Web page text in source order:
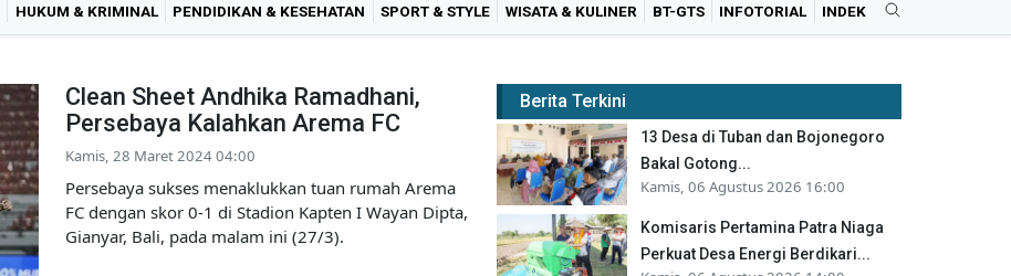
HUKUM & KRIMINAL PENDIDIKAN & KESEHATAN SPORT & STYLE WISATA & KULINER BT-GTS INFOTORIAL INDEK
Clean Sheet Andhika Ramadhani,
Persebaya Kalahkan Arema FC
Kamis, 28 Maret 2024 04:00
Persebaya sukses menaklukkan tuan rumah Arema
FC dengan skor 0-1 di Stadion Kapten I Wayan Dipta,
Gianyar, Bali, pada malam ini (27/3).
Berita Terkini
13 Desa di Tuban dan Bojonegoro
Bakal Gotong...
Kamis, 06 Agustus 2026 16:00
Komisaris Pertamina Patra Niaga
Perkuat Desa Energi Berdikari...